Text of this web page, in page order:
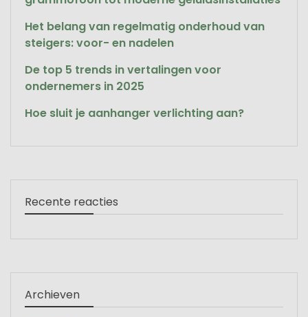
Het belang van regelmatig onderhoud van
steigers: voor- en nadelen
De top 5 trends in vertalingen voor
ondernemers in 2025
Hoe sluit je aanhanger verlichting aan?
Recente reacties
Archieven